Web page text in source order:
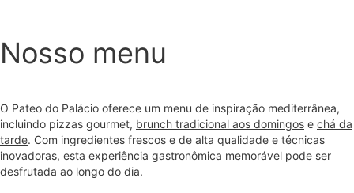
Nosso menu
O Pateo do Palácio oferece um menu de inspiração mediterrânea,
incluindo pizzas gourmet, brunch tradicional aos domingos e chá da
tarde. Com ingredientes frescos e de alta qualidade e técnicas
inovadoras, esta experiência gastronômica memorável pode ser
desfrutada ao longo do dia.